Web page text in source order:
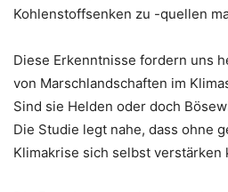
Kohlenstoffsenken zu -quellen
Diese Erkenntnisse fordern uns
von Marschlandschaften im
Sind sie Helden oder doch
Die Studie legt nahe, dass ohne
Klimakrise sich selbst verstärken